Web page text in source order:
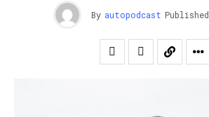
By autopodcast Published